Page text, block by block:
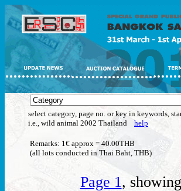
select category, page no. or key in keywords,
i.e., wild animal 2002 Thailand help
Remarks: 1€ approx = 40.00THB
(all lots conducted in Thai Baht, THB)
Page 1,